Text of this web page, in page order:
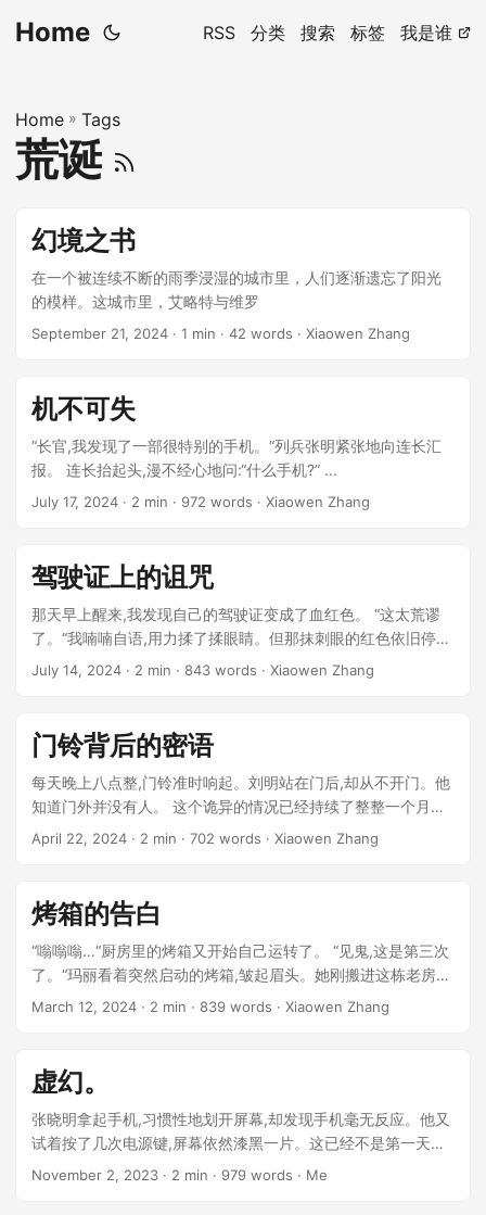
Home RSS 分类 搜索 标签 我是谁
Home » Tags
荒诞
幻境之书
在一个被连续不断的雨季浸湿的城市里，人们逐渐遗忘了阳光
的模样。这城市里，艾略特与维罗
September 21, 2024 · 1 min · 42 words · Xiaowen Zhang
机不可失
“长官,我发现了一部很特别的手机。“列兵张明紧张地向连长汇
报。 连长抬起头,漫不经心地问:“什么手机?” ...
July 17, 2024 · 2 min · 972 words · Xiaowen Zhang
驾驶证上的诅咒
那天早上醒来,我发现自己的驾驶证变成了血红色。 “这太荒谬
了。“我喃喃自语,用力揉了揉眼睛。但那抹刺眼的红色依旧停留
在塑料卡片上,仿佛有人用鲜血将它染红。 ...
July 14, 2024 · 2 min · 843 words · Xiaowen Zhang
门铃背后的密语
每天晚上八点整,门铃准时响起。刘明站在门后,却从不开门。他
知道门外并没有人。 这个诡异的情况已经持续了整整一个月。
最初几天他还会紧张地透过猫眼张望,但除了空荡荡的走廊,什么
April 22, 2024 · 2 min · 702 words · Xiaowen Zhang
烤箱的告白
“嗡嗡嗡…“厨房里的烤箱又开始自己运转了。 “见鬼,这是第三次
了。“玛丽看着突然启动的烤箱,皱起眉头。她刚搬进这栋老房子
不久,烤箱就开始表现出异常。 ...
March 12, 2024 · 2 min · 839 words · Xiaowen Zhang
虚幻。
张晓明拿起手机,习惯性地划开屏幕,却发现手机毫无反应。他又
试着按了几次电源键,屏幕依然漆黑一片。这已经不是第一天手
机失灵了,前几天也都是如此,不过过一会儿就能重新启动。张晓
November 2, 2023 · 2 min · 979 words · Me